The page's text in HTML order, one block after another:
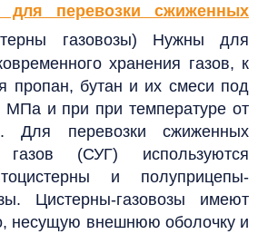
для перевозки сжиженных
газовозы) Нужны для
хранения газов, к
пропан, бутан и их смеси под
и при при температуре от
перевозки сжиженных
газов (СУГ) используются
и полуприцепы-
Цистерны-газовозы имеют
несущую внешнюю оболочку и